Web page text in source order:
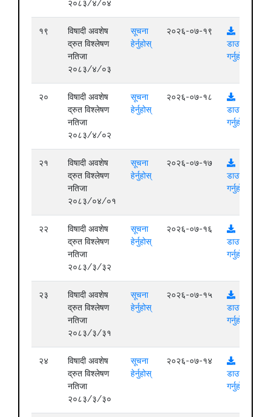
२०८३/४/०४
१९
विषादी अवशेष
द्रुत विश्लेषण
नतिजा
२०८३/४/०३
सूचना
हेर्नुहोस्
२०२६-०७-१९
डाउनलोड
गर्नुहोस्
२०
विषादी अवशेष
द्रुत विश्लेषण
नतिजा
२०८३/४/०२
सूचना
हेर्नुहोस्
२०२६-०७-१८
डाउनलोड
गर्नुहोस्
२१
विषादी अवशेष
द्रुत विश्लेषण
नतिजा
२०८३/०४/०१
सूचना
हेर्नुहोस्
२०२६-०७-१७
डाउनलोड
गर्नुहोस्
२२
विषादी अवशेष
द्रुत विश्लेषण
नतिजा
२०८३/३/३२
सूचना
हेर्नुहोस्
२०२६-०७-१६
डाउनलोड
गर्नुहोस्
२३
विषादी अवशेष
द्रुत विश्लेषण
नतिजा
२०८३/३/३१
सूचना
हेर्नुहोस्
२०२६-०७-१५
डाउनलोड
गर्नुहोस्
२४
विषादी अवशेष
द्रुत विश्लेषण
नतिजा
२०८३/३/३०
सूचना
हेर्नुहोस्
२०२६-०७-१४
डाउनलोड
गर्नुहोस्